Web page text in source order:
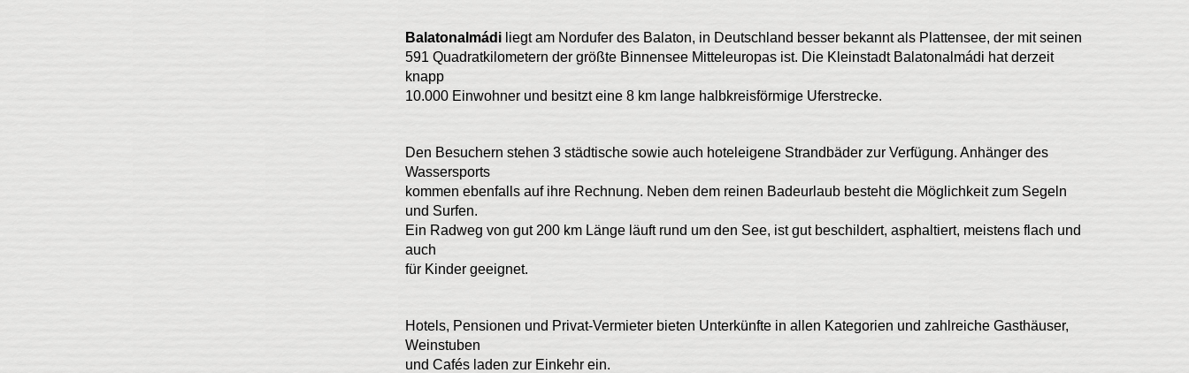
Balatonalmádiliegt am Nordufer des Balaton, in Deutschland besser bekannt als Plattensee, der mit seinen
591 Quadratkilometern der größte Binnensee Mitteleuropas ist. Die Kleinstadt Balatonalmádi hat derzeit
knapp
10.000 Einwohner und besitzt eine 8 km lange halbkreisförmige Uferstrecke.
Den Besuchern stehen 3 städtische sowie auch hoteleigene Strandbäder zur Verfügung. Anhänger des
Wassersports
kommen ebenfalls auf ihre Rechnung. Neben dem reinen Badeurlaub besteht die Möglichkeit zum Segeln
und Surfen.
Ein Radweg von gut 200 km Länge läuft rund um den See, ist gut beschildert, asphaltiert, meistens flach und
auch
für Kinder geeignet.
Hotels, Pensionen und Privat-Vermieter bieten Unterkünfte in allen Kategorien und zahlreiche Gasthäuser,
Weinstuben
und Cafés laden zur Einkehr ein.